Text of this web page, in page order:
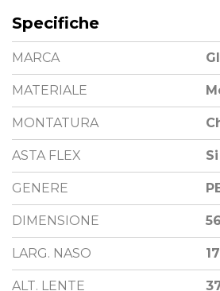
Specifiche
MARCA
MATERIALE
MONTATURA
ASTA FLEX Si
GENERE
DIMENSIONE
LARG. NASO
ALT. LENTE